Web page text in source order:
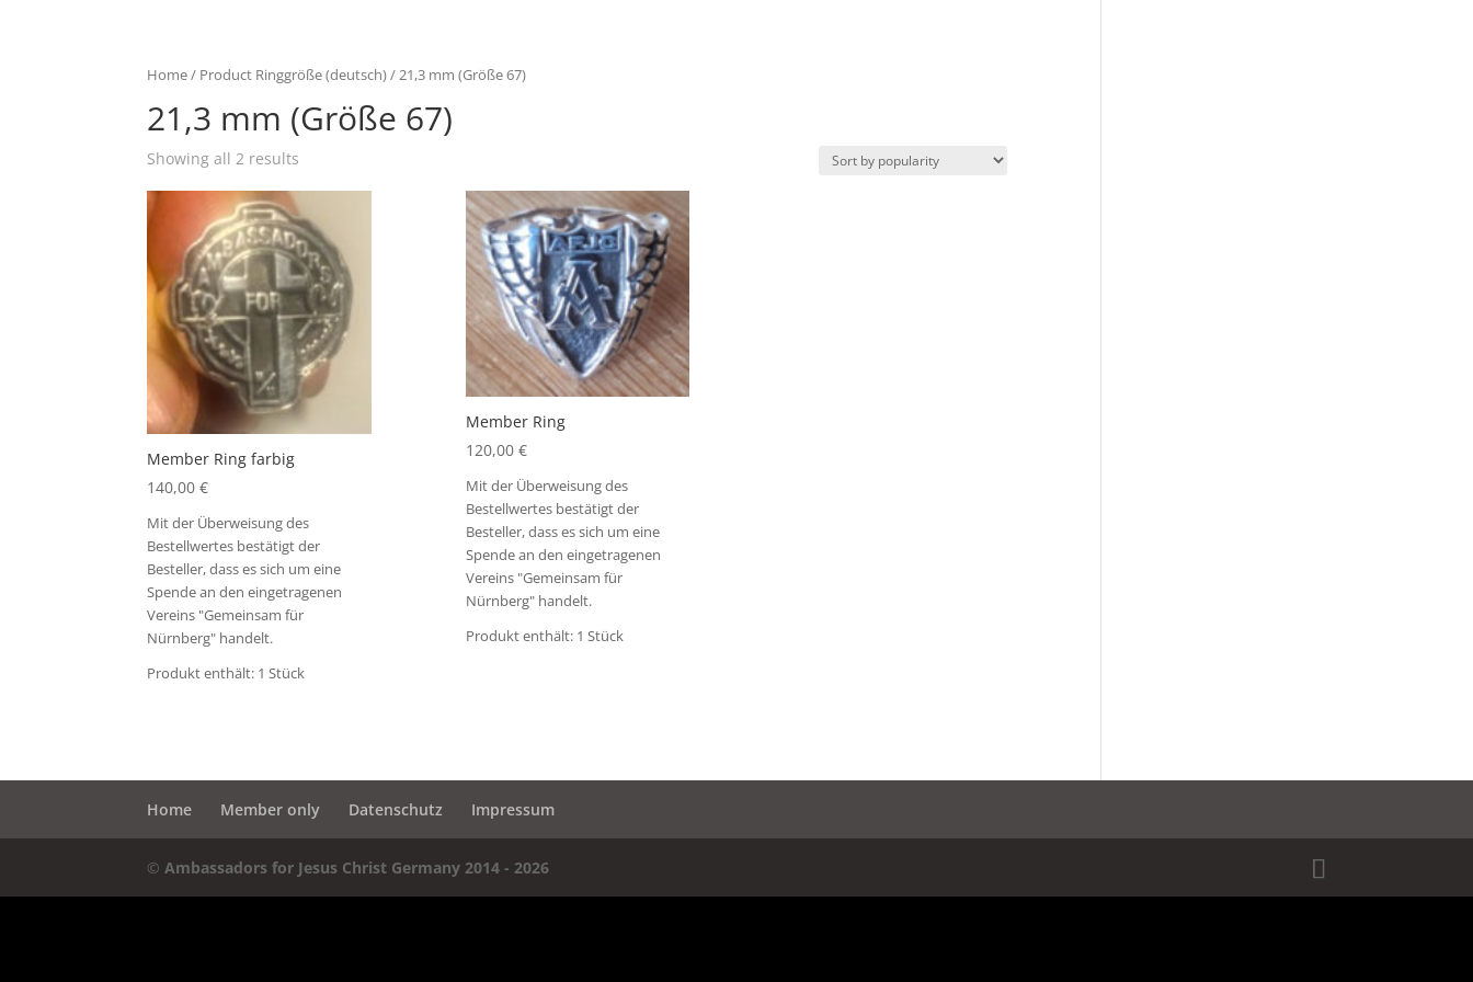
Home/ Product Ringgröße (deutsch) / 21,3 mm (Größe 67)
21,3 mm (Größe 67)
Showing all 2 results
Member Ring farbig
140,00€
Mit der Überweisung des
Bestellwertes bestätigt der
Besteller, dass es sich um eine
Spende an den eingetragenen
Vereins "Gemeinsam für
Nürnberg" handelt.
Produkt enthält: 1Stück
Member Ring
120,00 €
Mit der Überweisung des
Bestellwertes bestätigt der
Besteller, dass es sich um eine
Spende an den eingetragenen
Vereins "Gemeinsam für
Nürnberg" handelt.
Produkt enthält: 1 Stück
Home Member only Datenschutz Impressum
©Ambassadors for Jesus Christ Germany 2014 - 2026